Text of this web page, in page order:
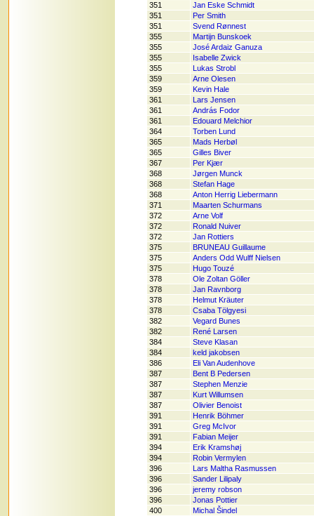
351
Jan Eske Schmidt
351
Per Smith
351
Svend Rønnest
355
Martijn Bunskoek
355
José Ardaiz Ganuza
355
Isabelle Zwick
355
Lukas Strobl
359
Arne Olesen
359
Kevin Hale
361
Lars Jensen
361
András Fodor
361
Edouard Melchior
364
Torben Lund
365
Mads Herbøl
365
Gilles Biver
367
Per Kjær
368
Jørgen Munck
368
Stefan Hage
368
Anton Herrig Liebermann
371
Maarten Schurmans
372
Arne Volf
372
Ronald Nuiver
372
Jan Rottiers
375
BRUNEAU Guillaume
375
Anders Odd Wulff Nielsen
375
Hugo Touzé
378
Ole Zoltan Göller
378
Jan Ravnborg
378
Helmut Kräuter
378
Csaba Tölgyesi
382
Vegard Bunes
382
René Larsen
384
Steve Klasan
384
keld jakobsen
386
Eli Van Audenhove
387
Bent B Pedersen
387
Stephen Menzie
387
Kurt Willumsen
387
Olivier Benoist
391
Henrik Böhmer
391
Greg McIvor
391
Fabian Meijer
394
Erik Kramshøj
394
Robin Vermylen
396
Lars Maltha Rasmussen
396
Sander Lilipaly
396
jeremy robson
396
Jonas Pottier
400
Michal Šindel